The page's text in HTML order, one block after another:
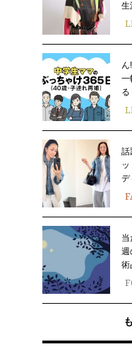
生
ん
一
話
デ
週
術